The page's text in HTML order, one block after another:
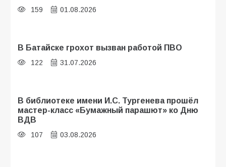
159 01.08.2026
В Батайске грохот вызван работой ПВО
122 31.07.2026
В библиотеке имени И.С. Тургенева прошёл
мастер-класс «Бумажный парашют» ко Дню
ВДВ
107 03.08.2026